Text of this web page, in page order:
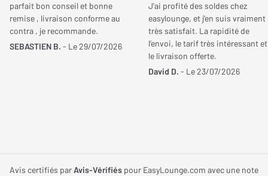
parfait bon conseil et bonne
remise , livraison conforme au
contra , je recommande.
SEBASTIEN B. - Le 29/07/2026
J'ai profité des soldes chez
easylounge, et j'en suis vraiment
très satisfait. La rapidité de
l’envoi, le tarif très intéressant et
le livraison offerte.
David D. - Le 23/07/2026
Avis certifiés parAvis-Vérifiés pour EasyLounge.com avec une note